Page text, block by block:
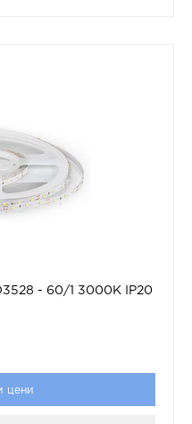
- 60/1 3000K IP20
цени